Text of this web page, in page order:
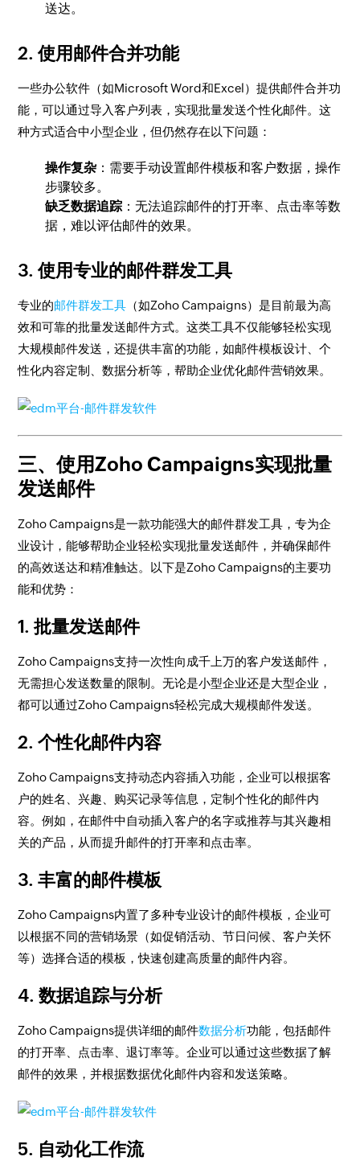
送达。
2. 使用邮件合并功能
一些办公软件（如Microsoft Word和Excel）提供邮件合并功
能，可以通过导入客户列表，实现批量发送个性化邮件。这
种方式适合中小型企业，但仍然存在以下问题：
操作复杂 ：需要手动设置邮件模板和客户数据，操作
步骤较多。
缺乏数据追踪 ：无法追踪邮件的打开率、点击率等数
据，难以评估邮件的效果。
3. 使用专业的邮件群发工具
专业的邮件群发工具 （如Zoho Campaigns）是目前最为高
效和可靠的批量发送邮件方式。这类工具不仅能够轻松实现
大规模邮件发送，还提供丰富的功能，如邮件模板设计、个
性化内容定制、数据分析等，帮助企业优化邮件营销效果。
三、使用Zoho Campaigns实现批量
发送邮件
Zoho Campaigns是一款功能强大的邮件群发工具，专为企
业设计，能够帮助企业轻松实现批量发送邮件，并确保邮件
的高效送达和精准触达。以下是Zoho Campaigns的主要功
能和优势：
1. 批量发送邮件
Zoho Campaigns支持一次性向成千上万的客户发送邮件，
无需担心发送数量的限制。无论是小型企业还是大型企业，
都可以通过Zoho Campaigns轻松完成大规模邮件发送。
2. 个性化邮件内容
Zoho Campaigns支持动态内容插入功能，企业可以根据客
户的姓名、兴趣、购买记录等信息，定制个性化的邮件内
容。例如，在邮件中自动插入客户的名字或推荐与其兴趣相
关的产品，从而提升邮件的打开率和点击率。
3. 丰富的邮件模板
Zoho Campaigns内置了多种专业设计的邮件模板，企业可
以根据不同的营销场景（如促销活动、节日问候、客户关怀
等）选择合适的模板，快速创建高质量的邮件内容。
4. 数据追踪与分析
Zoho Campaigns提供详细的邮件数据分析功能，包括邮件
的打开率、点击率、退订率等。企业可以通过这些数据了解
邮件的效果，并根据数据优化邮件内容和发送策略。
5. 自动化工作流